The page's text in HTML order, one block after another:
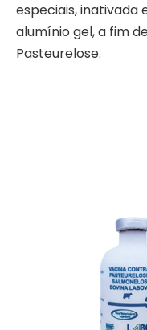
especiais, inativada
alumínio gel, a fim
Pasteurelose.